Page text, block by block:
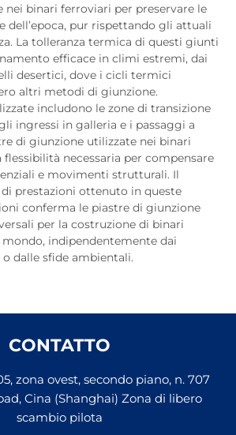
nei binari ferroviari per preservare le
dell’epoca, pur rispettando gli attuali
La tolleranza termica di questi giunti
efficace in climi estremi, dai
desertici, dove i cicli termici
altri metodi di giunzione.
includono le zone di transizione
ingressi in galleria e i passaggi a
di giunzione utilizzate nei binari
necessaria per compensare
e movimenti strutturali. Il
prestazioni ottenuto in queste
conferma le piastre di giunzione
per la costruzione di binari
indipendentemente dai
dalle sfide ambientali.
CONTATTO
zona ovest, secondo piano, n. 707
Cina (Shanghai) Zona di libero
scambio pilota